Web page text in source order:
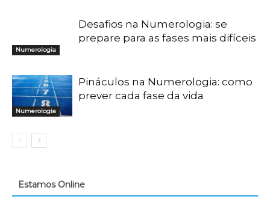
Numerologia
Desafios na Numerologia: se
prepare para as fases mais difíceis
Numerologia
Pináculos na Numerologia: como
prever cada fase da vida
Estamos Online